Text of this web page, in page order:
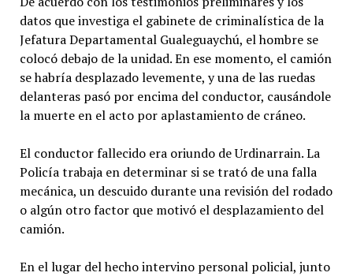
datos que investiga el gabinete de criminalística de la
Jefatura Departamental Gualeguaychú, el hombre se
colocó debajo de la unidad. En ese momento, el camión
se habría desplazado levemente, y una de las ruedas
delanteras pasó por encima del conductor, causándole
la muerte en el acto por aplastamiento de cráneo.
El conductor fallecido era oriundo de Urdinarrain. La
Policía trabaja en determinar si se trató de una falla
mecánica, un descuido durante una revisión del rodado
o algún otro factor que motivó el desplazamiento del
camión.
En el lugar del hecho intervino personal policial, junto